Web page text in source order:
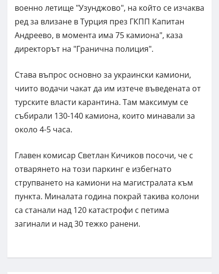
военно летище "Узунджово", на който се изчаква
ред за влизане в Турция през ГКПП Капитан
Андреево, в момента има 75 камиона", каза
директорът на "Гранична полиция".
Става въпрос основно за украински камиони,
чиито водачи чакат да им изтече въведената от
турските власти карантина. Там максимум се
събирали 130-140 камиона, които минавали за
около 4-5 часа.
Главен комисар Светлан Кичиков посочи, че с
отварянето на този паркинг е избегнато
струпването на камиони на магистралата към
пункта. Миналата година покрай такива колони
са станали над 120 катастрофи с петима
загинали и над 30 тежко ранени.